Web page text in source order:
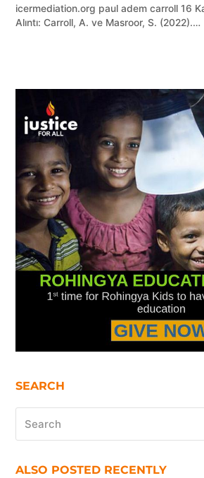
icermediation.org paul adem carroll 16
Alıntı: Carroll, A. ve Masroor, S. (2022).…
SEARCH
ALSO POSTED RECENTLY